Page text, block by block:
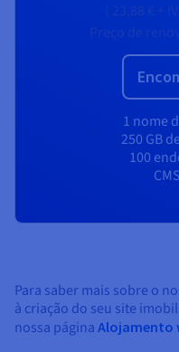
1 nome
250 GB
100
Para saber mais sobre o
à criação do seu site
nossa página Alojamento